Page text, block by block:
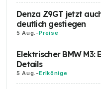
Denza Z9GT jetzt
deutlich gestiegen
5 Aug. -Preise
Elektrischer BMW
Details
5 Aug. -Erlkönige